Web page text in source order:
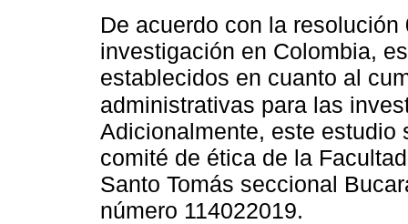
De acuerdo con la
investigación en Colombia,
establecidos en cuanto al
administrativas para las
Adicionalmente, este estudio
comité de ética de la
Santo Tomás seccional
número 114022019.